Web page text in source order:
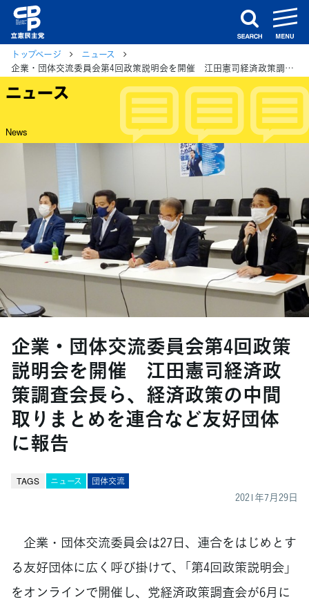
search
トップページ
ニュース
企業・団体交流委員会第4回政策説明会を開催 江田憲司経済政策調査会長ら、経済政策の中間取りまとめを連合など友好団体に報告
ニュース
News
企業・団体交流委員会第4回政策
説明会を開催 江田憲司経済政
策調査会長ら、経済政策の中間
取りまとめを連合など友好団体
に報告
TAGS ニュース 団体交流
2021年7月29日
企業・団体交流委員会は27日、連合をはじめとす
る友好団体に広く呼び掛けて、「第4回政策説明会」
をオンラインで開催し、党経済政策調査会が6月に